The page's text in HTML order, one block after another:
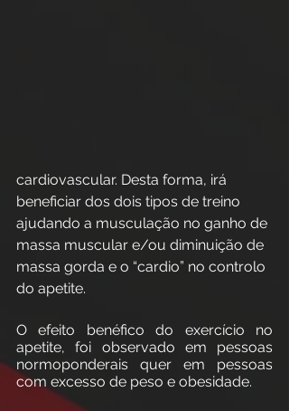
cardiovascular. Desta forma, irá
beneficiar dos dois tipos de treino
ajudando a musculação no ganho de
massa muscular e/ou diminuição de
massa gorda e o “cardio” no controlo
do apetite.
O efeito benéfico do exercício no
apetite, foi observado em pessoas
normoponderais quer em pessoas
com excesso de peso e obesidade.